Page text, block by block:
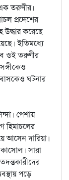
তরুণীর।
প্রদেশের
করেছে
ইতিমধ্যে
ওই তরুণীর
ঘটনার
পেশায়
হিমাচলের
আসেন দারিয়া।
সারা
পড়ে